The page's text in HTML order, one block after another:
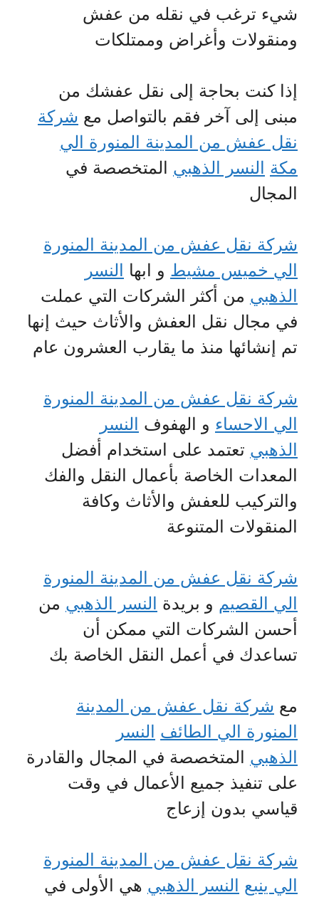
شيء ترغب في نقله من عفش
ومنقولات وأغراض وممتلكات
إذا كنت بحاجة إلى نقل عفشك من
مبنى إلى آخر فقم بالتواصل مع شركة
نقل عفش من المدينة المنورة الي
مكة النسر الذهبي المتخصصة في
المجال
شركة نقل عفش من المدينة المنورة
الي خميس مشيط و ابها النسر
الذهبي من أكثر الشركات التي عملت
في مجال نقل العفش والأثاث حيث إنها
تم إنشائها منذ ما يقارب العشرون عام
شركة نقل عفش من المدينة المنورة
الي الاحساء و الهفوف النسر
الذهبي تعتمد على استخدام أفضل
المعدات الخاصة بأعمال النقل والفك
والتركيب للعفش والأثاث وكافة
المنقولات المتنوعة
شركة نقل عفش من المدينة المنورة
الي القصيم و بريدة النسر الذهبي من
أحسن الشركات التي ممكن أن
تساعدك في أعمل النقل الخاصة بك
مع شركة نقل عفش من المدينة
المنورة الي الطائف النسر
الذهبي المتخصصة في المجال والقادرة
على تنفيذ جميع الأعمال في وقت
قياسي بدون إزعاج
شركة نقل عفش من المدينة المنورة
الي ينبع النسر الذهبي هي الأولى في